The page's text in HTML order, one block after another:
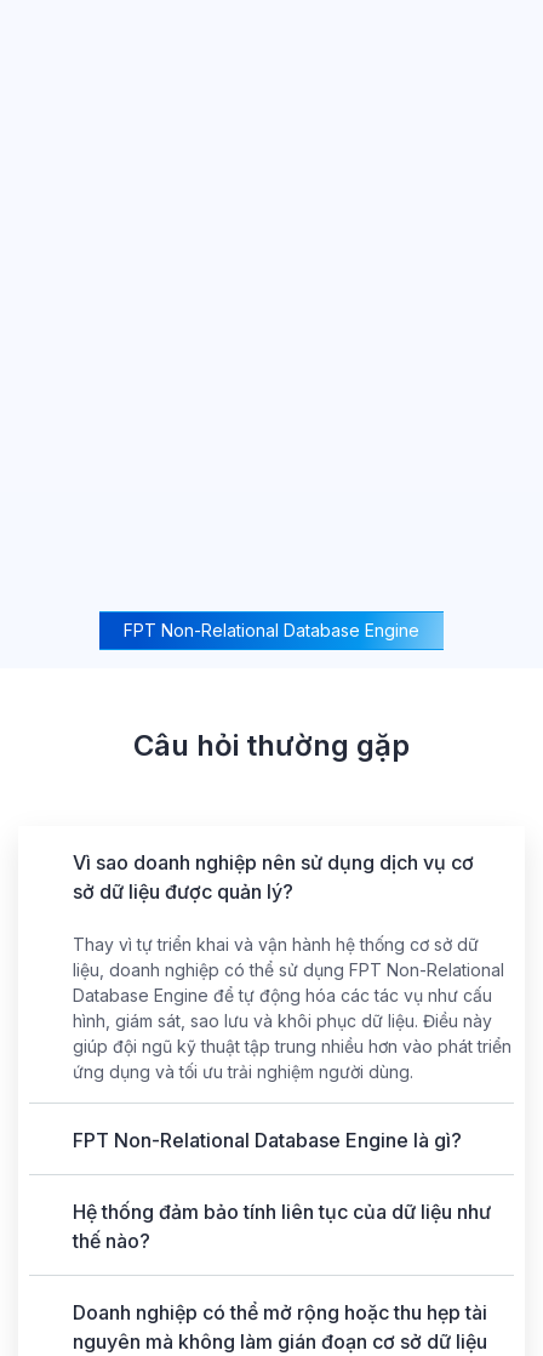
FPT Non-Relational Database Engine
Câu hỏi thường gặp
Vì sao doanh nghiệp nên sử dụng dịch vụ cơ
sở dữ liệu được quản lý?
Thay vì tự triển khai và vận hành hệ thống cơ sở dữ
liệu, doanh nghiệp có thể sử dụng FPT Non-Relational
Database Engine để tự động hóa các tác vụ như cấu
hình, giám sát, sao lưu và khôi phục dữ liệu. Điều này
giúp đội ngũ kỹ thuật tập trung nhiều hơn vào phát triển
ứng dụng và tối ưu trải nghiệm người dùng.
FPT Non-Relational Database Engine là gì?
Hệ thống đảm bảo tính liên tục của dữ liệu như
thế nào?
Doanh nghiệp có thể mở rộng hoặc thu hẹp tài
nguyên mà không làm gián đoạn cơ sở dữ liệu